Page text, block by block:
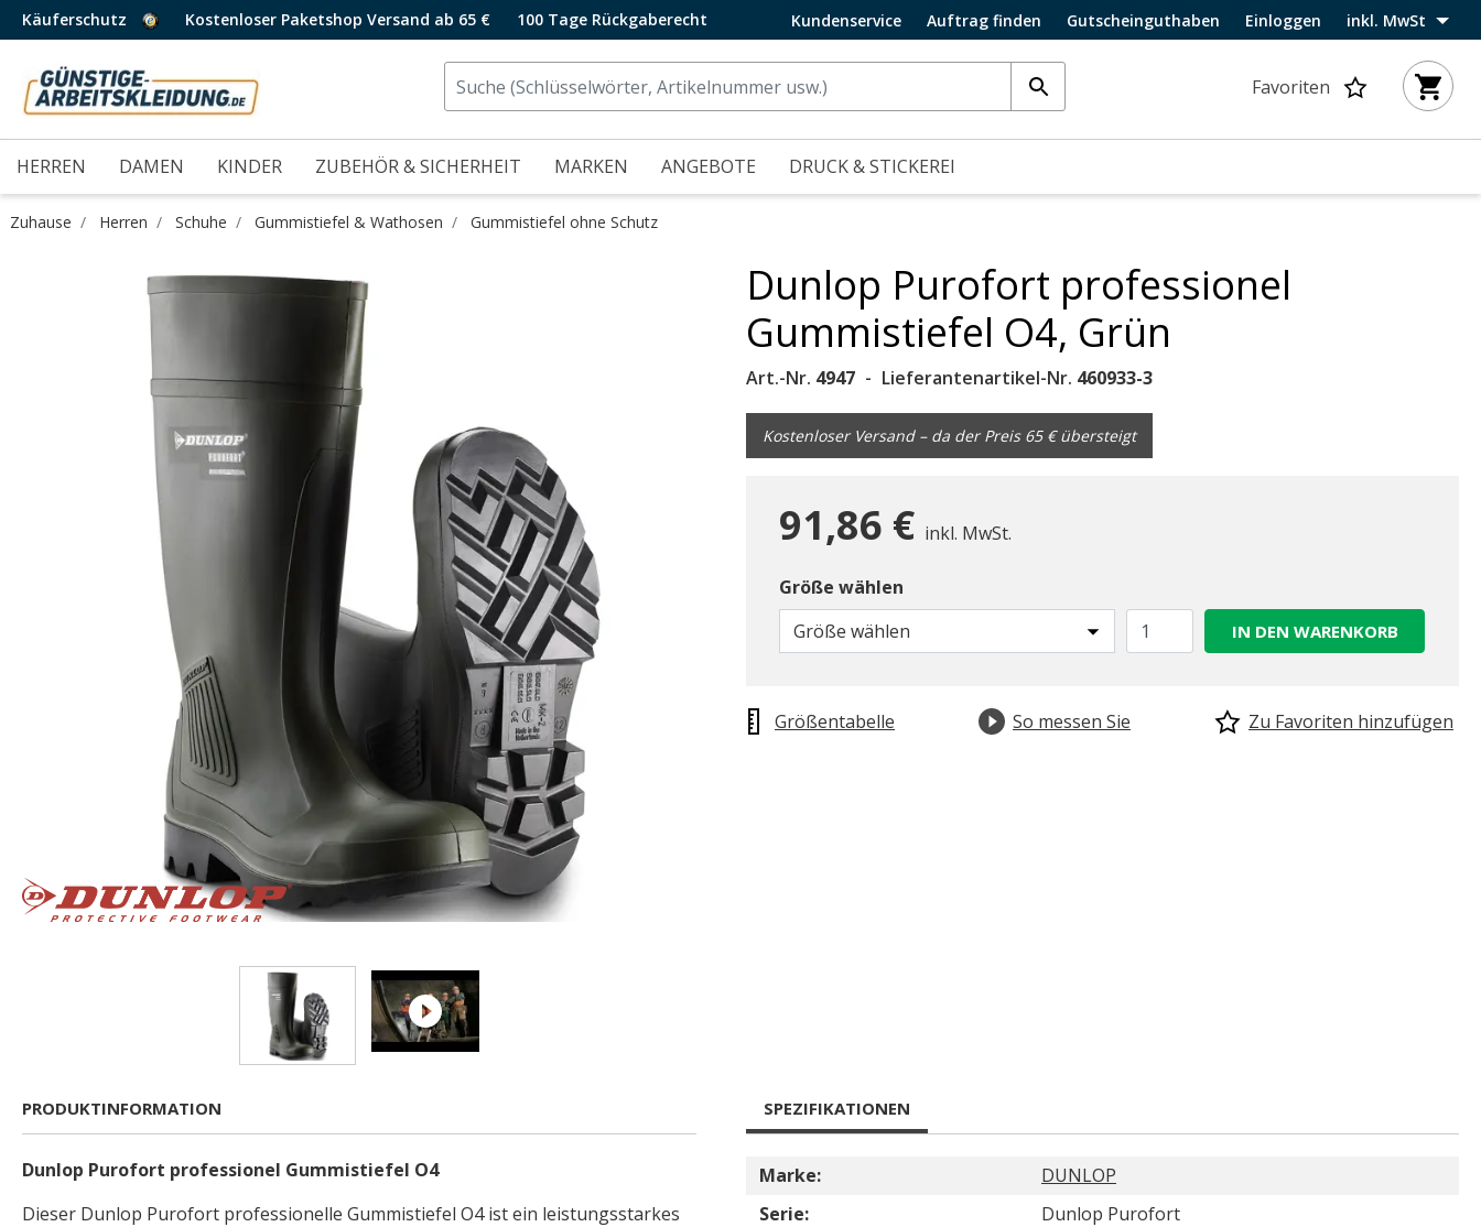
Käuferschutz Kostenloser Paketshop Versand ab 65 € 100 Tage Rückgaberecht Kundenservice Auftrag finden Gutscheinguthaben Einloggen inkl. MwSt
Favoriten
HERREN DAMEN KINDER ZUBEHÖR & SICHERHEIT MARKEN ANGEBOTE DRUCK & STICKEREI
Zuhause Herren Schuhe Gummistiefel & Wathosen Gummistiefel ohne Schutz
Dunlop Purofort professionel
Gummistiefel O4, Grün
Art.-Nr. 4947 Lieferantenartikel-Nr. 460933-3
Kostenloser Versand – da der Preis 65 € übersteigt
91,86 € inkl. MwSt.
Größe wählen
Größe wählen
IN DEN WARENKORB
Größentabelle So messen Sie Zu Favoriten hinzufügen
PRODUKTINFORMATION
Dunlop Purofort professionel Gummistiefel O4
Dieser Dunlop Purofort professionelle Gummistiefel O4 ist ein leistungsstarkes
SPEZIFIKATIONEN
Marke:
DUNLOP
Serie:
Dunlop Purofort